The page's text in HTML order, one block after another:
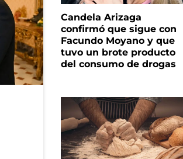
Candela Arizaga
confirmó que sigue con
Facundo Moyano y que
tuvo un brote producto
del consumo de drogas